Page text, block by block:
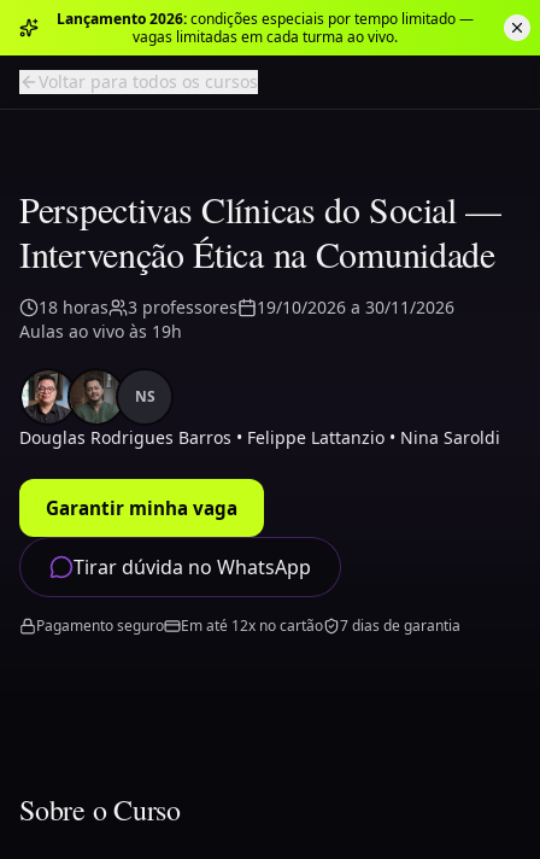
Lançamento 2026:condições especiais por tempo limitado —
vagas limitadas em cada turma ao vivo.
Voltar para todos os cursos
Perspectivas Clínicas do Social —
Intervenção Ética na Comunidade
18 horas 3 professores 19/10/2026 a 30/11/2026
Aulas ao vivo às 19h
NS
Douglas Rodrigues Barros • Felippe Lattanzio • Nina Saroldi
Garantir minha vaga
Tirar dúvida no WhatsApp
Pagamento seguro Em até 12x no cartão 7 dias de garantia
Sobre o Curso